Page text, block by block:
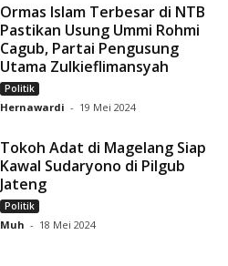
Ormas Islam Terbesar di NTB
Pastikan Usung Ummi Rohmi
Cagub, Partai Pengusung
Utama Zulkieflimansyah
Politik
Hernawardi - 19 Mei 2024
Tokoh Adat di Magelang Siap
Kawal Sudaryono di Pilgub
Jateng
Politik
Muh - 18 Mei 2024